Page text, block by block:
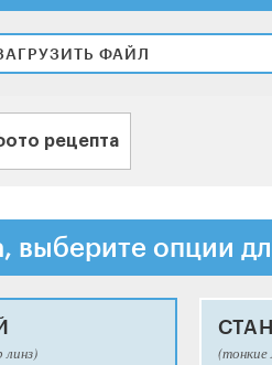
ФАЙЛ
рецепта
выберите опции